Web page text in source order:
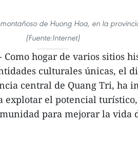
de Huong Hoa, en la
(Fuente:Internet)
hogar de varios sitios
culturales únicas, el
central de Quang Tri, ha
explotar el potencial
para mejorar la vida